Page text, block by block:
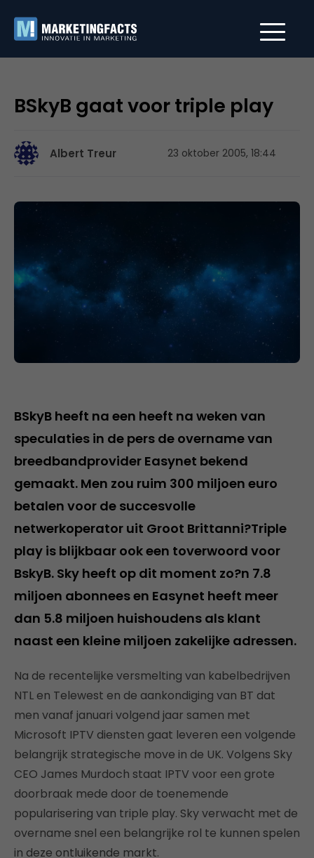
BSkyB gaat voor triple play
Albert Treur 23 oktober 2005, 18:44
BSkyB heeft na een heeft na weken van
speculaties in de pers de overname van
breedbandprovider Easynet bekend
gemaakt. Men zou ruim 300 miljoen euro
betalen voor de succesvolle
netwerkoperator uit Groot Brittanni?Triple
play is blijkbaar ook een toverwoord voor
BskyB. Sky heeft op dit moment zo?n 7.8
miljoen abonnees en Easynet heeft meer
dan 5.8 miljoen huishoudens als klant
naast een kleine miljoen zakelijke adressen.
Na de recentelijke versmelting van kabelbedrijven
NTL en Telewest en de aankondiging van BT dat
men vanaf januari volgend jaar samen met
Microsoft IPTV diensten gaat leveren een volgende
belangrijk strategische move in de UK. Volgens Sky
CEO James Murdoch staat IPTV voor een grote
doorbraak mede door de toenemende
popularisering van triple play. Sky verwacht met de
overname snel een belangrijke rol te kunnen spelen
in deze ontluikende markt.